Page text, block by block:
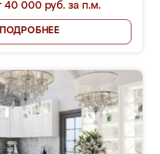
40 000 руб. за п.м.
ПОДРОБНЕЕ